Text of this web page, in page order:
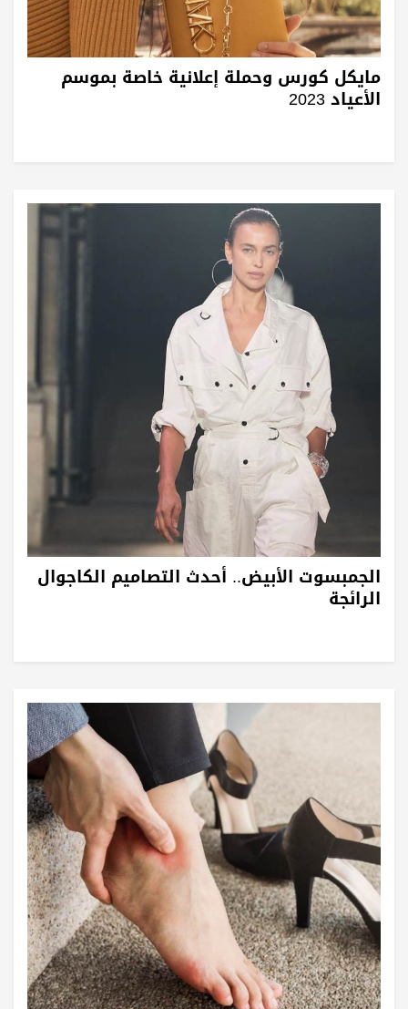
مايكل كورس وحملة إعلانية خاصة بموسم
الأعياد 2023
الجمبسوت الأبيض.. أحدث التصاميم الكاجوال
الرائجة